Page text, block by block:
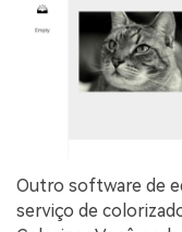
Outro software de
serviço de